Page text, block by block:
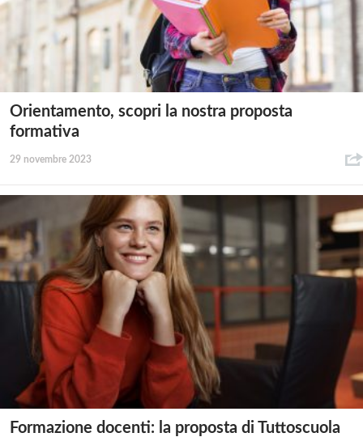
Orientamento, scopri la nostra proposta
formativa
29 novembre 2023
Formazione docenti: la proposta di Tuttoscuola